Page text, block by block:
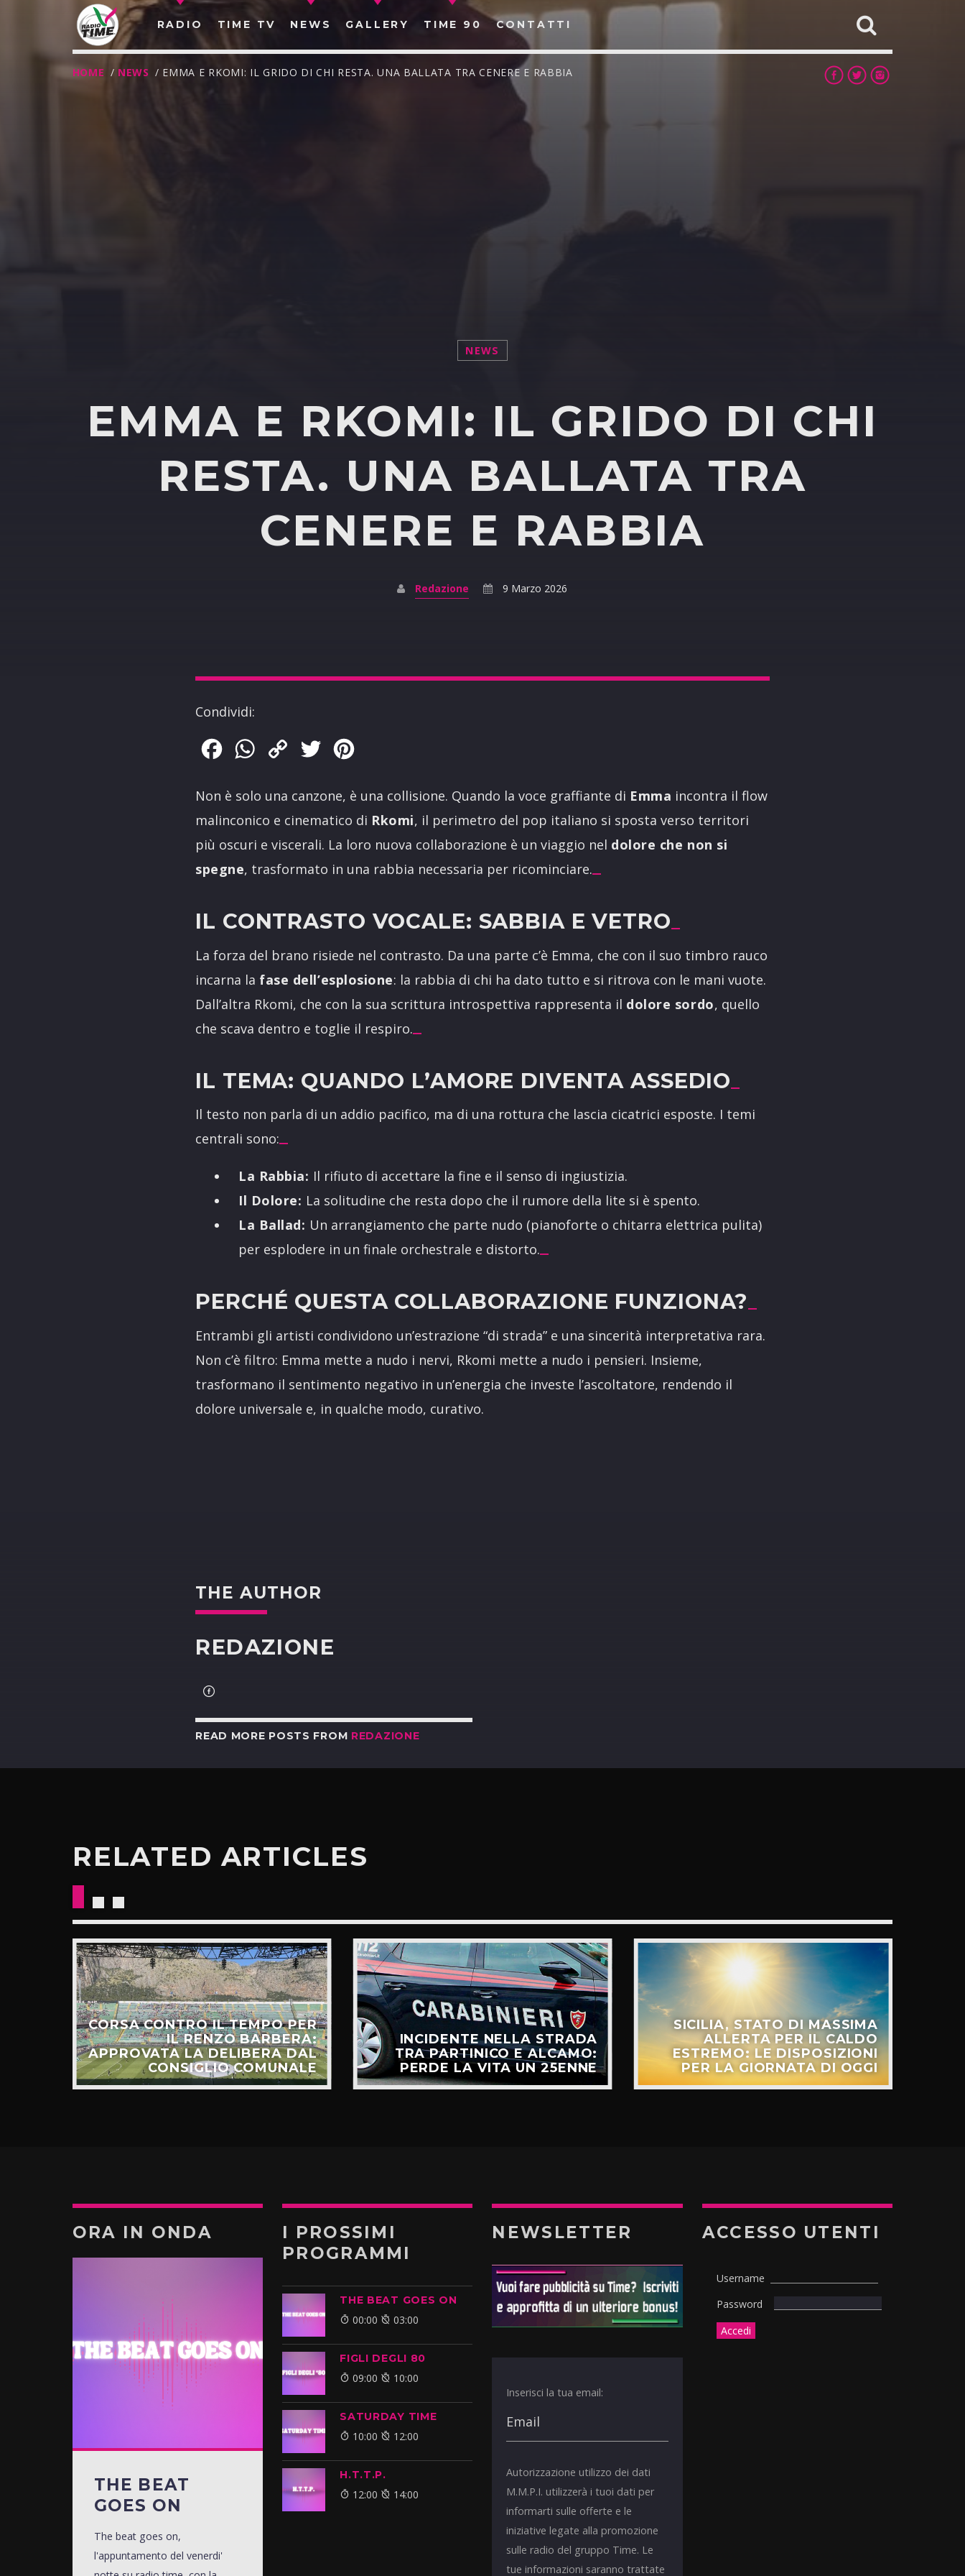
RADIO TIME TV NEWS GALLERY TIME 90 CONTATTI
CERCA NEL SITO WEB:
HOME / NEWS / EMMA E RKOMI: IL GRIDO DI CHI RESTA. UNA BALLATA TRA CENERE E RABBIA
NEWS
EMMA E RKOMI: IL GRIDO DI CHI
RESTA. UNA BALLATA TRA
CENERE E RABBIA
Redazione 9 Marzo 2026
Condividi:
FacebookWhatsApp
Copy
Twitter
Non è solo una canzone, è una collisione. Quando la voce graffiante di Emma incontra il flow
malinconico e cinematico di Rkomi, il perimetro del pop italiano si sposta verso territori
più oscuri e viscerali. La loro nuova collaborazione è un viaggio nel dolore che non si
spegne, trasformato in una rabbia necessaria per ricominciare.
IL CONTRASTO VOCALE: SABBIA E VETRO
La forza del brano risiede nel contrasto. Da una parte c’è Emma, che con il suo timbro rauco
incarna la fase dell’esplosione: la rabbia di chi ha dato tutto e si ritrova con le mani vuote.
Dall’altra Rkomi, che con la sua scrittura introspettiva rappresenta il dolore sordo, quello
che scava dentro e toglie il respiro.
IL TEMA: QUANDO L’AMORE DIVENTA ASSEDIO
Il testo non parla di un addio pacifico, ma di una rottura che lascia cicatrici esposte. I temi
centrali sono:
La Rabbia: Il rifiuto di accettare la fine e il senso di ingiustizia.
Il Dolore: La solitudine che resta dopo che il rumore della lite si è spento.
La Ballad: Un arrangiamento che parte nudo (pianoforte o chitarra elettrica pulita)
per esplodere in un finale orchestrale e distorto.
PERCHÉ QUESTA COLLABORAZIONE FUNZIONA?
Entrambi gli artisti condividono un’estrazione “di strada” e una sincerità interpretativa rara.
Non c’è filtro: Emma mette a nudo i nervi, Rkomi mette a nudo i pensieri. Insieme,
trasformano il sentimento negativo in un’energia che investe l’ascoltatore, rendendo il
dolore universale e, in qualche modo, curativo.
THE AUTHOR
REDAZIONE
READ MORE POSTS FROM REDAZIONE
RELATED ARTICLES
CORSA CONTRO IL TEMPO PER
IL RENZO BARBERA:
APPROVATA LA DELIBERA DAL
CONSIGLIO COMUNALE
INCIDENTE NELLA STRADA
TRA PARTINICO E ALCAMO:
PERDE LA VITA UN 25ENNE
SICILIA, STATO DI MASSIMA
ALLERTA PER IL CALDO
ESTREMO: LE DISPOSIZIONI
PER LA GIORNATA DI OGGI
ORA IN ONDA
THE BEAT
GOES ON
The beat goes on,
l'appuntamento del venerdi'
I PROSSIMI
PROGRAMMI
THE BEAT GOES ON
00:00 03:00
FIGLI DEGLI 80
09:00 10:00
SATURDAY TIME
10:00 12:00
H.T.T.P.
12:00 14:00
NEWSLETTER
Inserisci la tua email:
Autorizzazione utilizzo dei dati
M.M.P.I. utilizzerà i tuoi dati per
informarti sulle offerte e le
iniziative legate alla promozione
sulle radio del gruppo Time. Le
tue informazioni saranno trattate
ACCESSO UTENTI
Username
Password